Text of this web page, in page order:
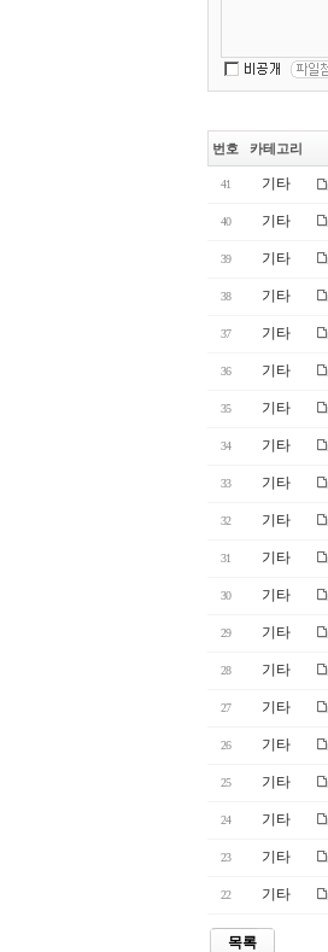
번호 카테고리
41 기타
40 기타
39 기타
38 기타
37 기타
36 기타
35 기타
34 기타
33 기타
32 기타
31 기타
30 기타
29 기타
28 기타
27 기타
26 기타
25 기타
24 기타
23 기타
22 기타
목록